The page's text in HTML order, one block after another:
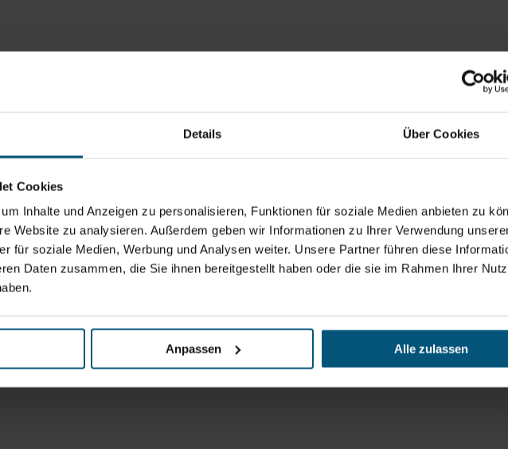
Details Über Cookies
Cookies
Inhalte und Anzeigen zu personalisieren, Funktionen für soziale Medien anbieten zu
Website zu analysieren. Außerdem geben wir Informationen zu Ihrer Verwendung
für soziale Medien, Werbung und Analysen weiter. Unsere Partner führen diese
Daten zusammen, die Sie ihnen bereitgestellt haben oder die sie im Rahmen Ihrer
Anpassen Alle zulassen